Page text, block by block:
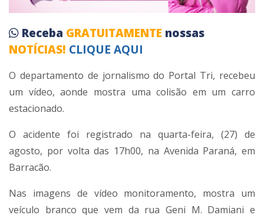
Receba GRATUITAMENTE nossas
NOTÍCIAS! CLIQUE AQUI
O departamento de jornalismo do Portal Tri, recebeu
um vídeo, aonde mostra uma colisão em um carro
estacionado.
O acidente foi registrado na quarta-feira, (27) de
agosto, por volta das 17h00, na Avenida Paraná, em
Barracão.
Nas imagens de vídeo monitoramento, mostra um
veículo branco que vem da rua Geni M. Damiani e